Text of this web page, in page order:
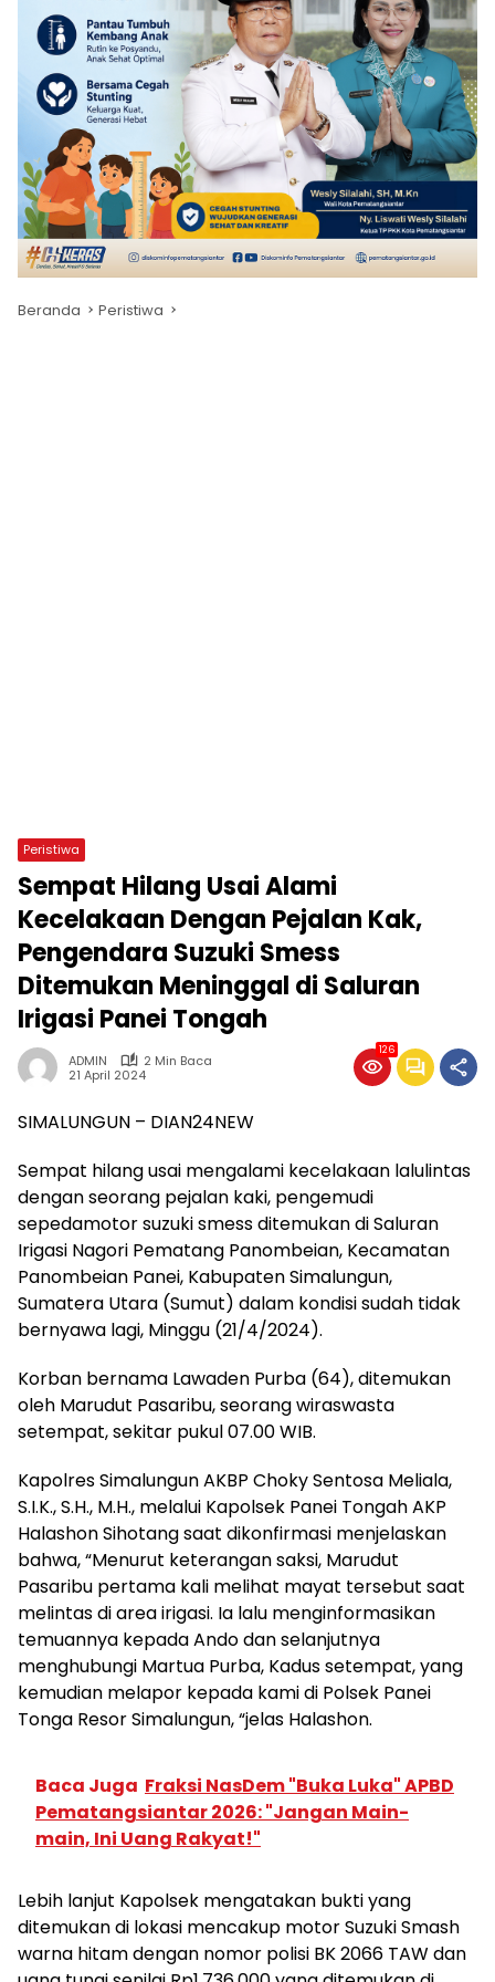
Beranda Peristiwa
Peristiwa
Sempat Hilang Usai Alami
Kecelakaan Dengan Pejalan Kak,
Pengendara Suzuki Smess
Ditemukan Meninggal di Saluran
Irigasi Panei Tongah
ADMIN
2 Min Baca
21 April 2024
126
SIMALUNGUN – DIAN24NEW
Sempat hilang usai mengalami kecelakaan lalulintas
dengan seorang pejalan kaki, pengemudi
sepedamotor suzuki smess ditemukan di Saluran
Irigasi Nagori Pematang Panombeian, Kecamatan
Panombeian Panei, Kabupaten Simalungun,
Sumatera Utara (Sumut) dalam kondisi sudah tidak
bernyawa lagi, Minggu (21/4/2024).
Korban bernama Lawaden Purba (64), ditemukan
oleh Marudut Pasaribu, seorang wiraswasta
setempat, sekitar pukul 07.00 WIB.
Kapolres Simalungun AKBP Choky Sentosa Meliala,
S.I.K., S.H., M.H., melalui Kapolsek Panei Tongah AKP
Halashon Sihotang saat dikonfirmasi menjelaskan
bahwa, “Menurut keterangan saksi, Marudut
Pasaribu pertama kali melihat mayat tersebut saat
melintas di area irigasi. Ia lalu menginformasikan
temuannya kepada Ando dan selanjutnya
menghubungi Martua Purba, Kadus setempat, yang
kemudian melapor kepada kami di Polsek Panei
Tonga Resor Simalungun, “jelas Halashon.
Baca Juga Fraksi NasDem "Buka Luka" APBD
Pematangsiantar 2026: "Jangan Main-
main, Ini Uang Rakyat!"
Lebih lanjut Kapolsek mengatakan bukti yang
ditemukan di lokasi mencakup motor Suzuki Smash
warna hitam dengan nomor polisi BK 2066 TAW dan